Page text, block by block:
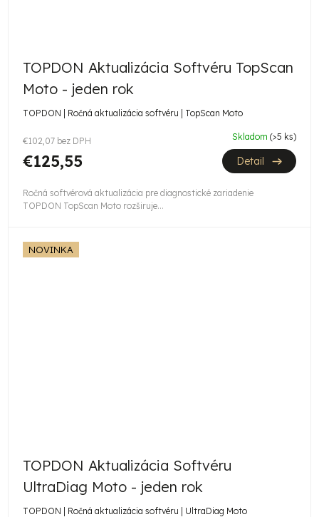
TOPDON Aktualizácia Softvéru TopScan
Moto - jeden rok
TOPDON | Ročná aktualizácia softvéru | TopScan Moto
€102,07 bez DPH
€125,55
Skladom (>5 ks)
Detail
Ročná softvérová aktualizácia pre diagnostické zariadenie
TOPDON TopScan Moto rozširuje...
NOVINKA
TOPDON Aktualizácia Softvéru
UltraDiag Moto - jeden rok
TOPDON | Ročná aktualizácia softvéru | UltraDiag Moto